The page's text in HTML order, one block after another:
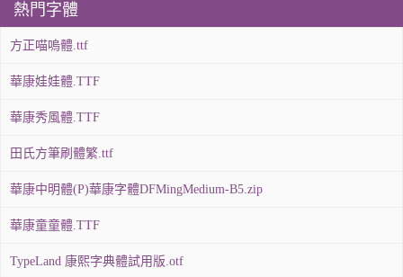
熱門字體
方正喵嗚體.ttf
華康娃娃體.TTF
華康秀風體.TTF
田氏方筆刷體繁.ttf
華康中明體(P)華康字體DFMingMedium-B5.zip
華康童童體.TTF
TypeLand 康熙字典體試用版.otf